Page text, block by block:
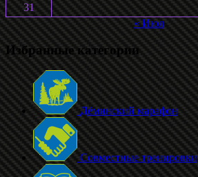
31
« Июл
Избранные категории
Дёминский марафон
Совместные тренировки